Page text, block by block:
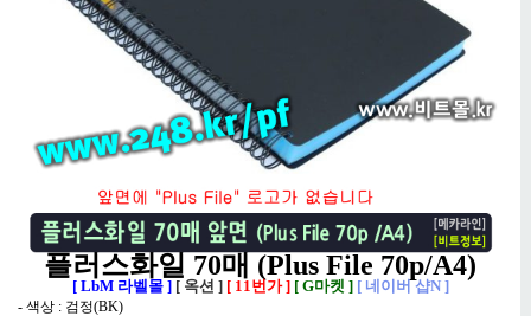
플러스화일 70매 (Plus File 70p/A4)
[ LbM 라벨몰 ] [ 옥션 ] [ 11번가 ] [ G마켓 ] [ 네이버 샵N ]
- 색상 : 검정(BK)